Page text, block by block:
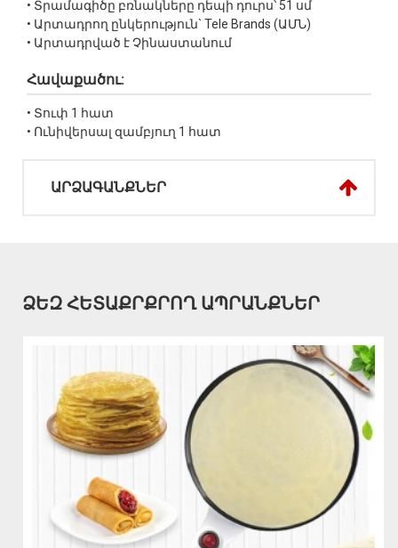
• Տրամագիծը բռնակները դեպի դուրս՝ 51 սմ
• Արտադրող ընկերություն` Tele Brands (ԱՄՆ)
• Արտադրված է Չինաստանում
Հավաքածու:
• Տուփ 1 հատ
• Ունիվերսալ զամբյուղ 1 հատ
ԱՐՁԱԳԱՆՔՆԵՐ
ՁԵԶ ՀԵՏԱՔՐՔՐՈՂ ԱՊՐԱՆՔՆԵՐ